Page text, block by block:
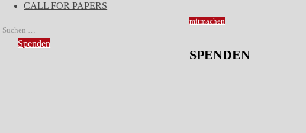
CALL FOR PAPERS
Spenden
mitmachen
SPENDEN